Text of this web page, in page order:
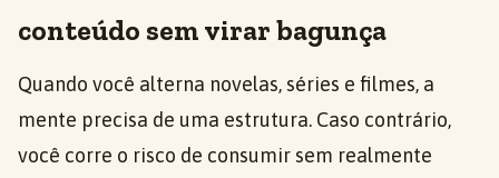
conteúdo sem virar bagunça
Quando você alterna novelas, séries e filmes, a
mente precisa de uma estrutura. Caso contrário,
você corre o risco de consumir sem realmente